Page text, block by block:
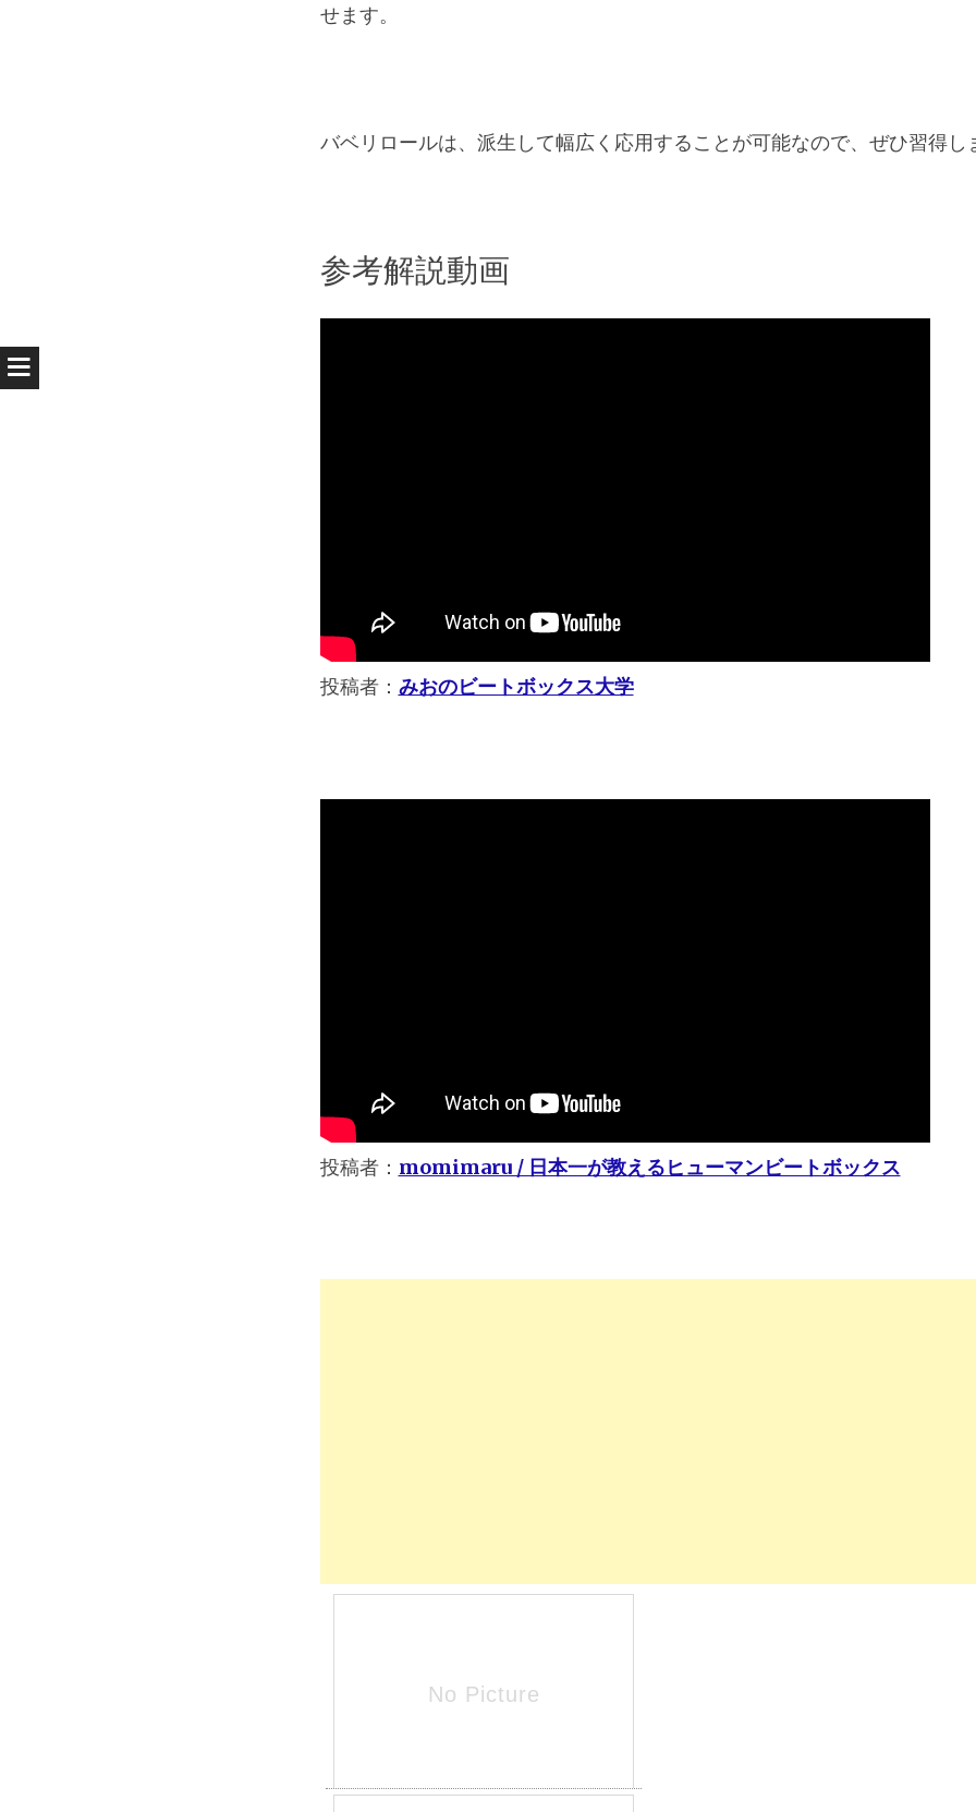
せます。
バベリロールは、派生して幅広く応用することが可能なので、ぜひ習得し
参考解説動画
投稿者： みおのビートボックス大学
投稿者： momimaru / 日本一が教えるヒューマンビートボックス